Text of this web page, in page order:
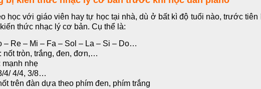
học với giáo viên hay tự học tại nhà, dù ở bất kì độ tuổi nào, trước tiên
thức nhạc lý cơ bản. Cụ thể là:
– Re – Mi – Fa – Sol – La – Si – Do…
nốt tròn, trắng, đen, đơn,…
nhẹ
4/ 4/4, 3/8…
trên đàn dựa theo phím đen, phím trắng